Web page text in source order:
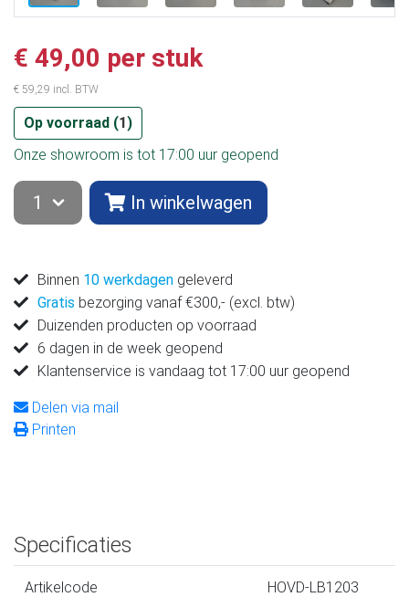
€ 49,00 per stuk
€ 59,29 incl. BTW
Op voorraad (1)
Onze showroom is tot 17:00 uur geopend
In winkelwagen
Binnen 10 werkdagen geleverd
Gratis bezorging vanaf €300,- (excl. btw)
Duizenden producten op voorraad
6 dagen in de week geopend
Klantenservice is vandaag tot 17:00 uur geopend
Delen via mail
Printen
Specificaties
Artikelcode HOVD-LB1203